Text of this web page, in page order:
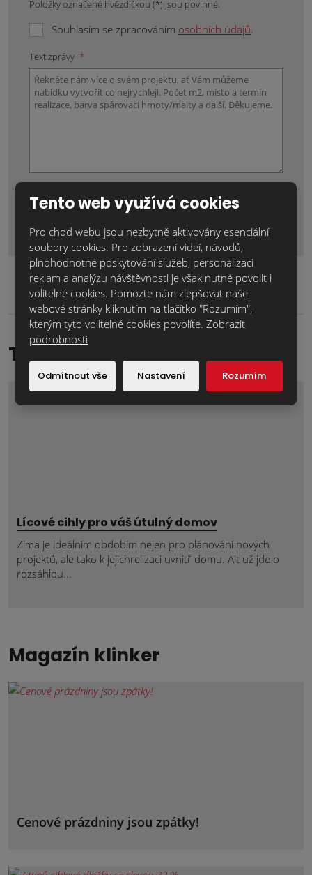
Položky označené hvězdičkou (*) jsou povinné.
Souhlasím se zpracováním osobních údajů.
Text zprávy *
Odeslat zprávu
Formulář
se
nepodařilo
odeslat.
TOP reference
Lícové cihly pro váš útulný domov
Zima je ideálním obdobím nejen pro plánování nových
projektů, ale tako k jejichrelizaci uvnitř domu. A't už jde o
rozsáhlou...
Magazín klinker
Cenové prázdniny jsou zpátky!
Tento web využívá cookies
Pro chod webu jsou nezbytně aktivovány esenciální
soubory cookies. Pro zobrazení videí, návodů,
plnohodnotné poskytování služeb, personalizaci
reklam a analýzu návštěvnosti je však nutné povolit i
volitelné cookies. Pomozte nám zlepšovat naše
webové stránky kliknutím na tlačítko "Rozumím",
kterým tyto volitelné cookies povolíte. Zobrazit
podrobnosti
Odmítnout vše Nastavení Rozumím